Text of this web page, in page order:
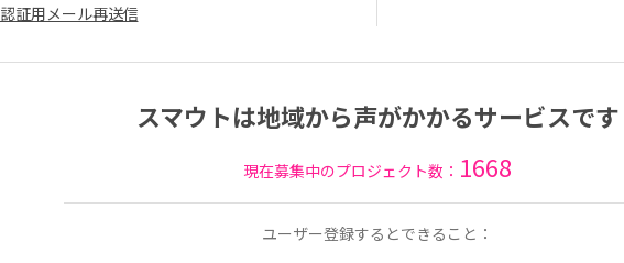
認証用メール再送信
スマウトは地域から声がかかるサービスです
現在募集中のプロジェクト数： 1668
ユーザー登録するとできること：